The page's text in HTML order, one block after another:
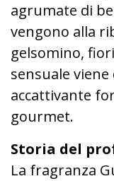
agrumate di
vengono alla
gelsomino, fiori
sensuale
accattivante
gourmet.
Storia del
La fragranza